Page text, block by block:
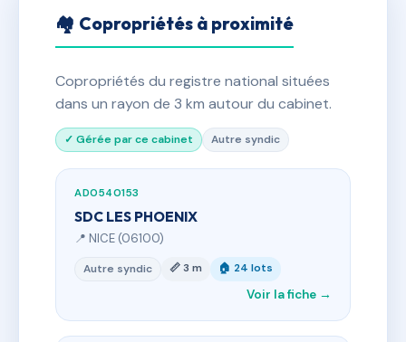
🏘 Copropriétés à proximité
Copropriétés du registre national situées
dans un rayon de 3 km autour du cabinet.
✓ Gérée par ce cabinet Autre syndic
AD0540153
SDC LES PHOENIX
📍 NICE (06100)
Autre syndic 📏 3 m 🏠 24 lots
Voir la fiche →